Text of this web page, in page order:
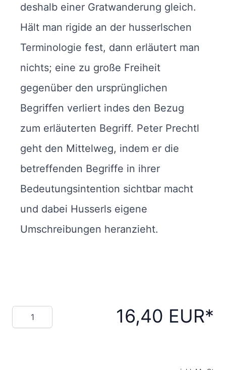
deshalb einer Gratwanderung gleich.
Hält man rigide an der husserlschen
Terminologie fest, dann erläutert man
nichts; eine zu große Freiheit
gegenüber den ursprünglichen
Begriffen verliert indes den Bezug
zum erläuterten Begriff. Peter Prechtl
geht den Mittelweg, indem er die
betreffenden Begriffe in ihrer
Bedeutungsintention sichtbar macht
und dabei Husserls eigene
Umschreibungen heranzieht.
Menge 16,40 EUR